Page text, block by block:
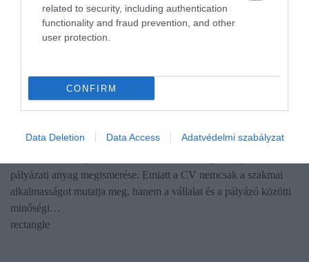
related to security, including authentication
functionality and fraud prevention, and other
user protection.
CONFIRM
Data Deletion Data Access Adatvédelmi szabályzat
pályázati anyag megismerése. Emiatt a CV nemcsak a szakmai
alkalmasságot mutatja meg, hanem a vállalat és a pályázó közötti
minőségi…
rectangle